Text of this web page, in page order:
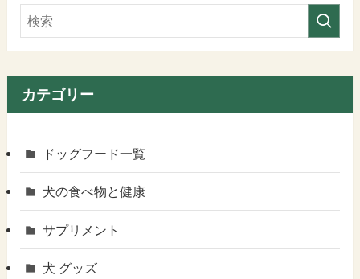
カテゴリー
ドッグフード一覧
犬の食べ物と健康
サプリメント
犬 グッズ